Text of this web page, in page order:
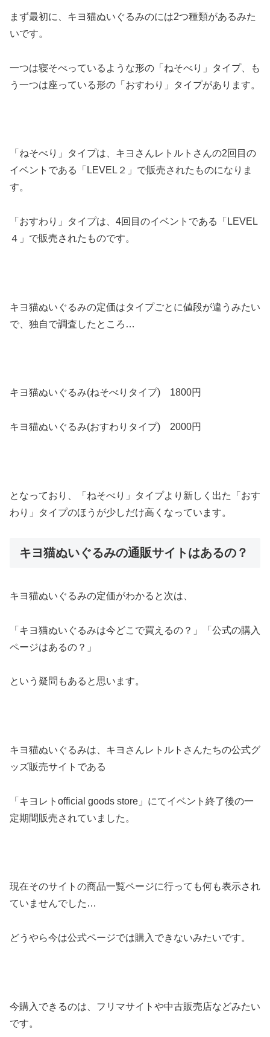
まず最初に、キヨ猫ぬいぐるみのには2つ種類があるみた
いです。
一つは寝そべっているような形の「ねそべり」タイプ、も
う一つは座っている形の「おすわり」タイプがあります。
「ねそべり」タイプは、キヨさんレトルトさんの2回目の
イベントである「LEVEL２」で販売されたものになりま
す。
「おすわり」タイプは、4回目のイベントである「LEVEL
４」で販売されたものです。
キヨ猫ぬいぐるみの定価はタイプごとに値段が違うみたい
で、独自で調査したところ…
キヨ猫ぬいぐるみ(ねそべりタイプ) 1800円
キヨ猫ぬいぐるみ(おすわりタイプ) 2000円
となっており、「ねそべり」タイプより新しく出た「おす
わり」タイプのほうが少しだけ高くなっています。
キヨ猫ぬいぐるみの通販サイトはあるの？
キヨ猫ぬいぐるみの定価がわかると次は、
「キヨ猫ぬいぐるみは今どこで買えるの？」「公式の購入
ページはあるの？」
という疑問もあると思います。
キヨ猫ぬいぐるみは、キヨさんレトルトさんたちの公式グ
ッズ販売サイトである
「キヨレトofficial goods store」にてイベント終了後の一
定期間販売されていました。
現在そのサイトの商品一覧ページに行っても何も表示され
ていませんでした…
どうやら今は公式ページでは購入できないみたいです。
今購入できるのは、フリマサイトや中古販売店などみたい
です。